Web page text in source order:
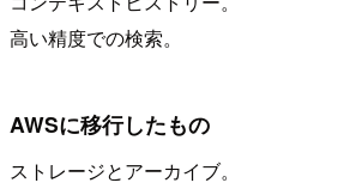
高い精度での検索。
AWSに移行したもの
ストレージとアーカイブ。